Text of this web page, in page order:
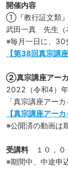
開催内容
①『教行証文類
武田一真 先生（
※毎月一日に、30
【第38回真宗講
②真宗講座アーカ
2022（令和4）
「真宗講座アー
【真宗講座アー
※公開済の動画は
受講料 １０，０
※期間中、中途申